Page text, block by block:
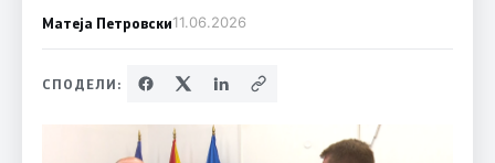
Матеја Петровски11.06.2026
СПОДЕЛИ: